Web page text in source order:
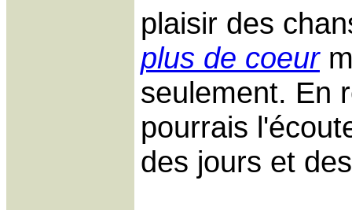
plaisir des
plus de coeur
seulement. En
pourrais
des jours et